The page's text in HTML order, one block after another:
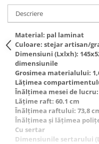
Descriere
Material: pal laminat
Culoare: stejar artisan/
Dimensiuni (Lxlxh):
dimensiunile
Grosimea materialului:
Lăţimea
Înălţimea mesei de lucru:
Lăţime raft: 60.1 cm
Înălţimea raftului: 73,8
Înălţimea şi lăţimea
Cu sertar
Dimensiunile sertarului